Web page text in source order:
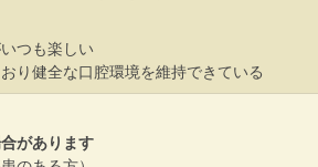
つも楽しい
り健全な口腔環境を維持できている
があります